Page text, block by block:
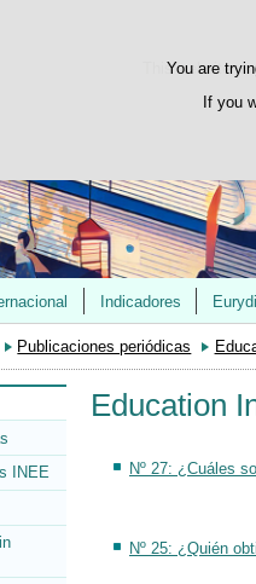
This website
You are
If you
Indicadores
Publicaciones periódicas
INEE
Education
Nº 27: ¿Cuáles
Nº 25: ¿Quién